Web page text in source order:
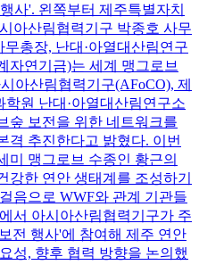
사'. 왼쪽부터 제주특별자치
아산림협력기구 박종호 사무
총장, 난대·아열대산림연구
자연기금)는 세계 맹그로브
아산림협력기구(AFoCO), 제
원 난대·아열대산림연구소
숲 보전을 위한 네트워크를
격 추진한다고 밝혔다. 이번
미 맹그로브 수종인 황근의
강한 연안 생태계를 조성하기
음으로 WWF와 관계 기관들
서 아시아산림협력기구가 주
전 행사'에 참여해 제주 연안
성, 향후 협력 방향을 논의했